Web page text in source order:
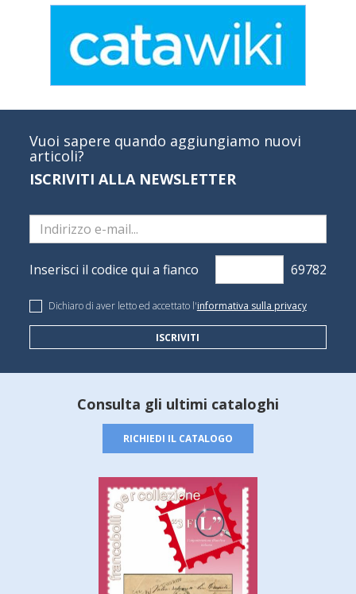
Vuoi sapere quando aggiungiamo nuovi
articoli?
ISCRIVITI ALLA NEWSLETTER
Inserisci il codice qui a fianco
Dichiaro di aver letto ed accettato l'informativa sulla privacy
ISCRIVITI
Consulta gli ultimi cataloghi
RICHIEDI IL CATALOGO